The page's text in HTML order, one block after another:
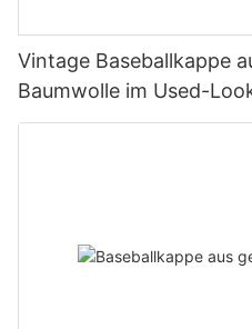
Vintage Baseballkappe
Baumwolle im Used-